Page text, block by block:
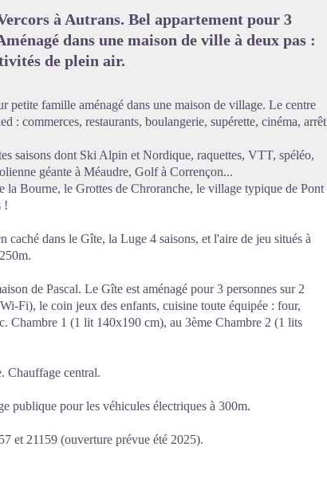
à Autrans. Bel appartement pour 3
dans une maison de ville à deux pas :
de plein air.
petite famille aménagé dans une maison de village. Le centre
: commerces, restaurants, boulangerie, supérette, cinéma, arrêt
saisons dont Ski Alpin et Nordique, raquettes, VTT, spéléo,
géante à Méaudre, Golf à Corrençon...
la Bourne, le Grottes de Chroranche, le village typique de Pont
!
caché dans le Gîte, la Luge 4 saisons, et l'aire de jeu situés à
de Pascal. Le Gîte est aménagé pour 3 personnes sur 2
Fi), le coin jeux des enfants, cuisine toute équipée : four,
Chambre 1 (1 lit 140x190 cm), au 3ème Chambre 2 (1 lits
Chauffage central.
publique pour les véhicules électriques à 300m.
et 21159 (ouverture prévue été 2025).